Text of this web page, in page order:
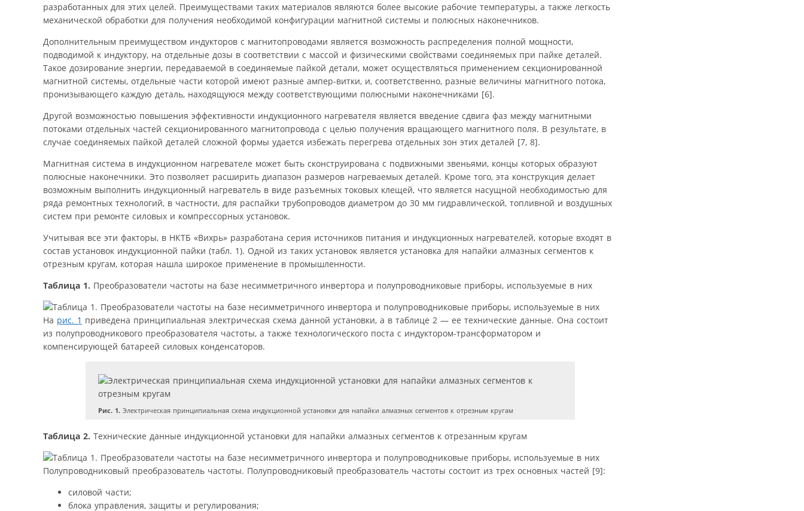
разработанных для этих целей. Преимуществами таких материалов являются более высокие рабочие температуры, а также легкость
механической обработки для получения необходимой конфигурации магнитной системы и полюсных наконечников.
Дополнительным преимуществом индукторов с магнитопроводами является возможность распределения полной мощности,
подводимой к индуктору, на отдельные дозы в соответствии с массой и физическими свойствами соединяемых при пайке деталей.
Такое дозирование энергии, передаваемой в соединяемые пайкой детали, может осуществляться применением секционированной
магнитной системы, отдельные части которой имеют разные ампер-витки, и, соответственно, разные величины магнитного потока,
пронизывающего каждую деталь, находящуюся между соответствующими полюсными наконечниками [6].
Другой возможностью повышения эффективности индукционного нагревателя является введение сдвига фаз между магнитными
потоками отдельных частей секционированного магнитопровода с целью получения вращающего магнитного поля. В результате, в
случае соединяемых пайкой деталей сложной формы удается избежать перегрева отдельных зон этих деталей [7, 8].
Магнитная система в индукционном нагревателе может быть сконструирована с подвижными звеньями, концы которых образуют
полюсные наконечники. Это позволяет расширить диапазон размеров нагреваемых деталей. Кроме того, эта конструкция делает
возможным выполнить индукционный нагреватель в виде разъемных токовых клещей, что является насущной необходимостью для
ряда ремонтных технологий, в частности, для распайки трубопроводов диаметром до 30 мм гидравлической, топливной и воздушных
систем при ремонте силовых и компрессорных установок.
Учитывая все эти факторы, в НКТБ «Вихрь» разработана серия источников питания и индукционных нагревателей, которые входят в
состав установок индукционной пайки (табл. 1). Одной из таких установок является установка для напайки алмазных сегментов к
отрезным кругам, которая нашла широкое применение в промышленности.
Таблица 1. Преобразователи частоты на базе несимметричного инвертора и полупроводниковые приборы, используемые в них
На рис. 1 приведена принципиальная электрическая схема данной установки, а в таблице 2 — ее технические данные. Она состоит
из полупроводникового преобразователя частоты, а также технологического поста с индуктором-трансформатором и
компенсирующей батареей силовых конденсаторов.
Рис. 1. Электрическая принципиальная схема индукционной установки для напайки алмазных сегментов к отрезным кругам
Таблица 2. Технические данные индукционной установки для напайки алмазных сегментов к отрезанным кругам
Полупроводниковый преобразователь частоты. Полупроводниковый преобразователь частоты состоит из трех основных частей [9]:
силовой части;
блока управления, защиты и регулирования;